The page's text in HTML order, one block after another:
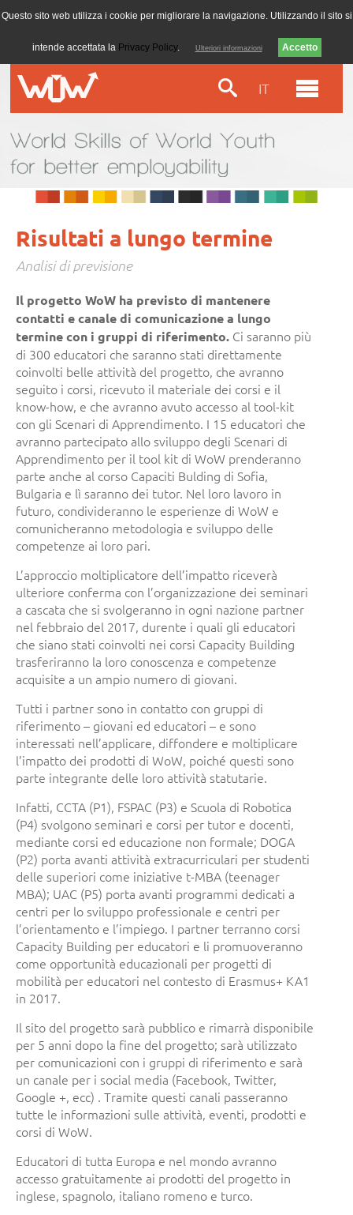
IT
Risultati a lungo termine
Analisi di previsione
Il progetto WoW ha previsto di mantenere
contatti e canale di comunicazione a lungo
termine con i gruppi di riferimento. Ci saranno più
di 300 educatori che saranno stati direttamente
coinvolti belle attività del progetto, che avranno
seguito i corsi, ricevuto il materiale dei corsi e il
know-how, e che avranno avuto accesso al tool-kit
con gli Scenari di Apprendimento. I 15 educatori che
avranno partecipato allo sviluppo degli Scenari di
Apprendimento per il tool kit di WoW prenderanno
parte anche al corso Capaciti Bulding di Sofia,
Bulgaria e lì saranno dei tutor. Nel loro lavoro in
futuro, condivideranno le esperienze di WoW e
comunicheranno metodologia e sviluppo delle
competenze ai loro pari.
L’approccio moltiplicatore dell’impatto riceverà
ulteriore conferma con l’organizzazione dei seminari
a cascata che si svolgeranno in ogni nazione partner
nel febbraio del 2017, durente i quali gli educatori
che siano stati coinvolti nei corsi Capacity Building
trasferiranno la loro conoscenza e competenze
acquisite a un ampio numero di giovani.
Tutti i partner sono in contatto con gruppi di
riferimento – giovani ed educatori – e sono
interessati nell’applicare, diffondere e moltiplicare
l’impatto dei prodotti di WoW, poiché questi sono
parte integrante delle loro attività statutarie.
Infatti, CCTA (P1), FSPAC (P3) e Scuola di Robotica
(P4) svolgono seminari e corsi per tutor e docenti,
mediante corsi ed educazione non formale; DOGA
(P2) porta avanti attività extracurriculari per studenti
delle superiori come iniziative t-MBA (teenager
MBA); UAC (P5) porta avanti programmi dedicati a
centri per lo sviluppo professionale e centri per
l’orientamento e l’impiego. I partner terranno corsi
Capacity Building per educatori e li promuoveranno
come opportunità educazionali per progetti di
mobilità per educatori nel contesto di Erasmus+ KA1
in 2017.
Il sito del progetto sarà pubblico e rimarrà disponibile
per 5 anni dopo la fine del progetto; sarà utilizzato
per comunicazioni con i gruppi di riferimento e sarà
un canale per i social media (Facebook, Twitter,
Google +, ecc) . Tramite questi canali passeranno
tutte le informazioni sulle attività, eventi, prodotti e
corsi di WoW.
Educatori di tutta Europa e nel mondo avranno
accesso gratuitamente ai prodotti del progetto in
inglese, spagnolo, italiano romeno e turco.
Questo sito web utilizza i cookie per migliorare la navigazione. Utilizzando il sito si
intende accettata la Privacy Policy. Ulteriori informazioni